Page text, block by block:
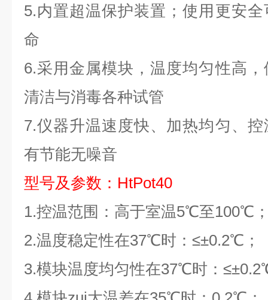
5.内置超温保护装置；使用更安
命
6.采用金属模块，温度均匀性高
清洁与消毒各种试管
7.仪器升温速度快、加热均匀、
有节能无噪音
型号及参数：HtPot40
1.控温范围：高于室温5℃至100℃
2.温度稳定性在37℃时：≤±0.2℃；
3.模块温度均匀性在37℃时：